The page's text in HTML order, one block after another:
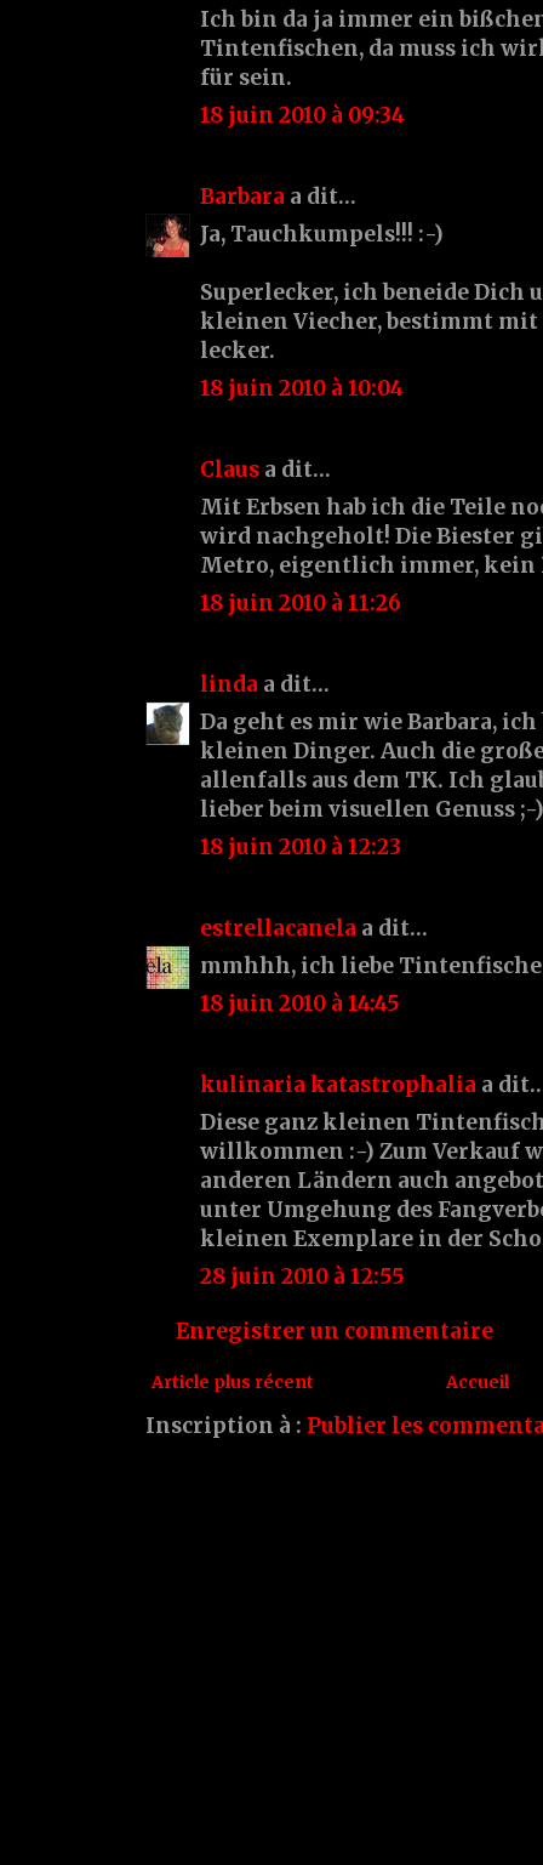
Ich bin da ja immer ein
Tintenfischen, da muss ich
für sein.
18 juin 2010 à 09:34
Barbara a dit…
Ja, Tauchkumpels!!! :-)
Superlecker, ich beneide Dich
kleinen Viecher, bestimmt mit
lecker.
18 juin 2010 à 10:04
Claus a dit…
Mit Erbsen hab ich die Teile
wird nachgeholt! Die Biester
Metro, eigentlich immer, kein
18 juin 2010 à 11:26
linda a dit…
Da geht es mir wie Barbara,
kleinen Dinger. Auch die
allenfalls aus dem TK. Ich
lieber beim visuellen Genuss ;-)
18 juin 2010 à 12:23
estrellacanela a dit…
mmhhh, ich liebe
18 juin 2010 à 14:45
kulinaria katastrophalia a
Diese ganz kleinen
willkommen :-) Zum Verkauf
anderen Ländern auch
unter Umgehung des
kleinen Exemplare in der
28 juin 2010 à 12:55
Enregistrer un commentaire
Article plus récent Accueil
Inscription à : Publier les